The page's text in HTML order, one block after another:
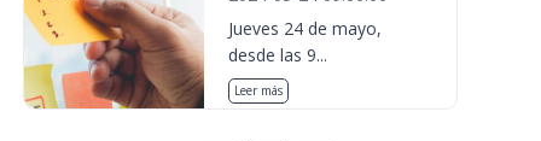
Jueves 24 de mayo,
desde las 9...
Leer más